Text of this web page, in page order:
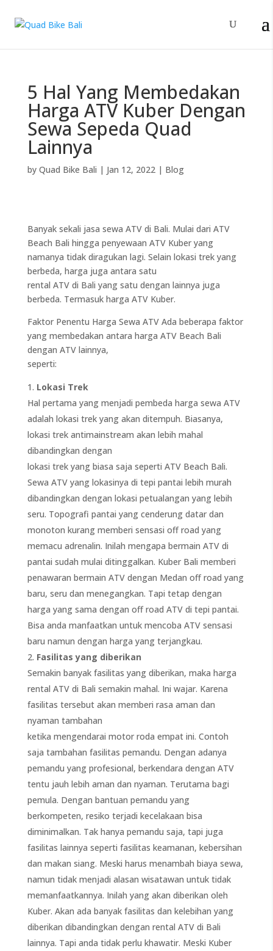
5 Hal Yang Membedakan
Harga ATV Kuber Dengan
Sewa Sepeda Quad
Lainnya
by Quad Bike Bali | Jan 12, 2022| Blog
Banyak sekali jasa sewa ATV di Bali. Mulai dari ATV
Beach Bali hingga penyewaan ATV Kuber yang
namanya tidak diragukan lagi. Selain lokasi trek yang
berbeda, harga juga antara satu
rental ATV di Bali yang satu dengan lainnya juga
berbeda. Termasuk harga ATV Kuber.
Faktor Penentu Harga Sewa ATV Ada beberapa faktor
yang membedakan antara harga ATV Beach Bali
dengan ATV lainnya,
seperti:
Lokasi Trek
Hal pertama yang menjadi pembeda harga sewa ATV
adalah lokasi trek yang akan ditempuh. Biasanya,
lokasi trek antimainstream akan lebih mahal
dibandingkan dengan
lokasi trek yang biasa saja seperti ATV Beach Bali.
Sewa ATV yang lokasinya di tepi pantai lebih murah
dibandingkan dengan lokasi petualangan yang lebih
seru. Topografi pantai yang cenderung datar dan
monoton kurang memberi sensasi off road yang
memacu adrenalin. Inilah mengapa bermain ATV di
pantai sudah mulai ditinggalkan. Kuber Bali memberi
penawaran bermain ATV dengan Medan off road yang
baru, seru dan menegangkan. Tapi tetap dengan
harga yang sama dengan off road ATV di tepi pantai.
Bisa anda manfaatkan untuk mencoba ATV sensasi
baru namun dengan harga yang terjangkau.
Fasilitas yang diberikan
Semakin banyak fasilitas yang diberikan, maka harga
rental ATV di Bali semakin mahal. Ini wajar. Karena
fasilitas tersebut akan memberi rasa aman dan
nyaman tambahan
ketika mengendarai motor roda empat ini. Contoh
saja tambahan fasilitas pemandu. Dengan adanya
pemandu yang profesional, berkendara dengan ATV
tentu jauh lebih aman dan nyaman. Terutama bagi
pemula. Dengan bantuan pemandu yang
berkompeten, resiko terjadi kecelakaan bisa
diminimalkan. Tak hanya pemandu saja, tapi juga
fasilitas lainnya seperti fasilitas keamanan, kebersihan
dan makan siang. Meski harus menambah biaya sewa,
namun tidak menjadi alasan wisatawan untuk tidak
memanfaatkannya. Inilah yang akan diberikan oleh
Kuber. Akan ada banyak fasilitas dan kelebihan yang
diberikan dibandingkan dengan rental ATV di Bali
lainnya. Tapi anda tidak perlu khawatir. Meski Kuber